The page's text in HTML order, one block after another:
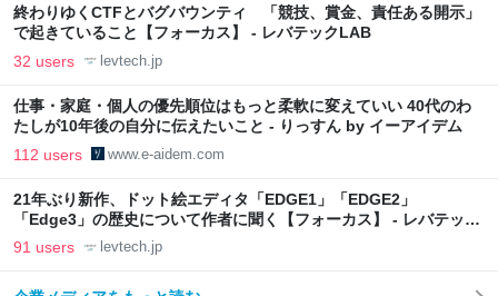
終わりゆくCTFとバグバウンティ 「競技、賞金、責任ある開示」
で起きていること【フォーカス】 - レバテックLAB
32 users levtech.jp
仕事・家庭・個人の優先順位はもっと柔軟に変えていい 40代のわ
たしが10年後の自分に伝えたいこと - りっすん by イーアイデム
112 users www.e-aidem.com
21年ぶり新作、ドット絵エディタ「EDGE1」「EDGE2」
「Edge3」の歴史について作者に聞く【フォーカス】 - レバテック
LAB
91 users levtech.jp